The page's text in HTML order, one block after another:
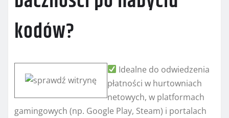
kodów?
Idealne do odwiedzenia
płatności w hurtowniach
netowych, w platformach
gamingowych (np. Google Play, Steam) i portalach